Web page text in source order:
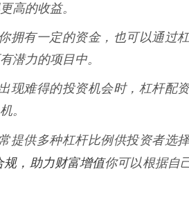
高的收益。
拥有一定的资金，也可以通过
潜力的项目中。
现难得的投资机会时，杠杆配
。
提供多种杠杆比例供投资者选择
，助力财富增值你可以根据自